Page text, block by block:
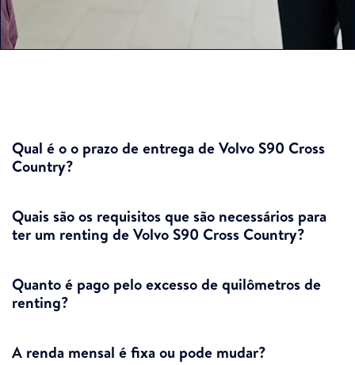
Qual é o o prazo de entrega de Volvo S90 Cross
Country?
Quais são os requisitos que são necessários para
ter um renting de Volvo S90 Cross Country?
Quanto é pago pelo excesso de quilômetros de
renting?
A renda mensal é fixa ou pode mudar?